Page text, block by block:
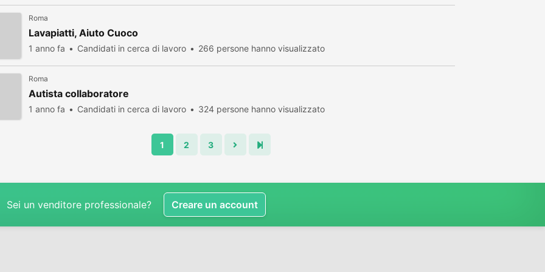
Roma
Lavapiatti, Aiuto Cuoco
1 anno fa Candidati in cerca di lavoro 266 persone hanno visualizzato
Roma
Autista collaboratore
1 anno fa Candidati in cerca di lavoro 324 persone hanno visualizzato
1 2 3
Sei un venditore professionale? Creare un account